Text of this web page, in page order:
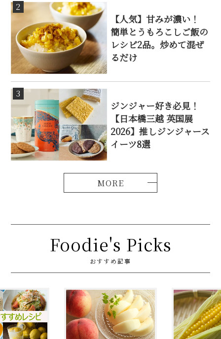
2
【人気】甘みが濃い！
簡単とうもろこしご飯の
レシピ2品。炒めて混ぜ
るだけ
3
ジンジャー好き必見！
【日本橋三越 英国展
2026】推しジンジャース
イーツ8選
Foodie's Picks
おすすめ記事